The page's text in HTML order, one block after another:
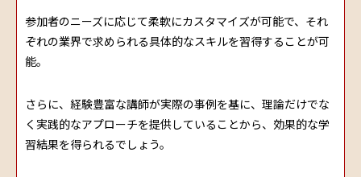
参加者のニーズに応じて柔軟にカスタマイズが可能で、それ
ぞれの業界で求められる具体的なスキルを習得することが可
能。
さらに、経験豊富な講師が実際の事例を基に、理論だけでな
く実践的なアプローチを提供していることから、効果的な学
習結果を得られるでしょう。